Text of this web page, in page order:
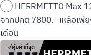
HERRMETTO Max
จากปกติ 7800.- เหลือเพี
เดือน